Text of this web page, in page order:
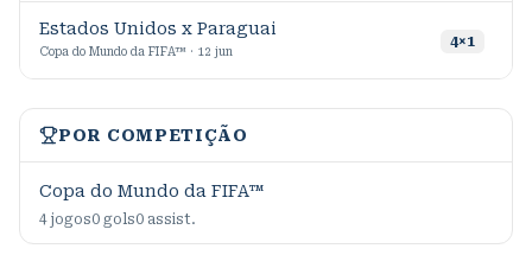
Estados Unidos x Paraguai
Copa do Mundo da FIFA™ · 12 jun
4×1
POR COMPETIÇÃO
Copa do Mundo da FIFA™
4 jogos0 gols0 assist.